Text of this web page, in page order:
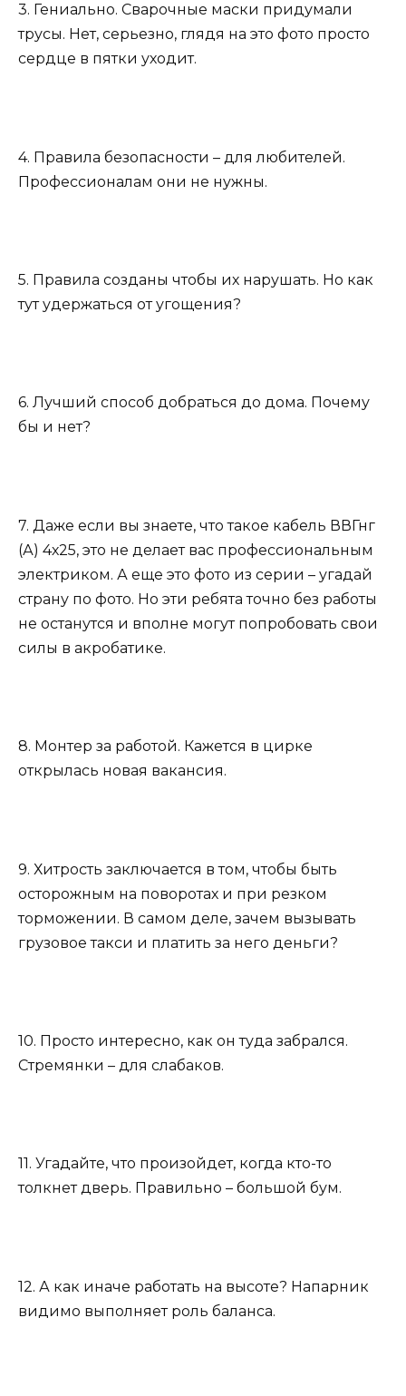
3. Гениально. Сварочные маски придумали
трусы. Нет, серьезно, глядя на это фото просто
сердце в пятки уходит.
4. Правила безопасности – для любителей.
Профессионалам они не нужны.
5. Правила созданы чтобы их нарушать. Но как
тут удержаться от угощения?
6. Лучший способ добраться до дома. Почему
бы и нет?
7. Даже если вы знаете, что такое кабель ВВГнг
(А) 4х25, это не делает вас профессиональным
электриком. А еще это фото из серии – угадай
страну по фото. Но эти ребята точно без работы
не останутся и вполне могут попробовать свои
силы в акробатике.
8. Монтер за работой. Кажется в цирке
открылась новая вакансия.
9. Хитрость заключается в том, чтобы быть
осторожным на поворотах и при резком
торможении. В самом деле, зачем вызывать
грузовое такси и платить за него деньги?
10. Просто интересно, как он туда забрался.
Стремянки – для слабаков.
11. Угадайте, что произойдет, когда кто-то
толкнет дверь. Правильно – большой бум.
12. А как иначе работать на высоте? Напарник
видимо выполняет роль баланса.